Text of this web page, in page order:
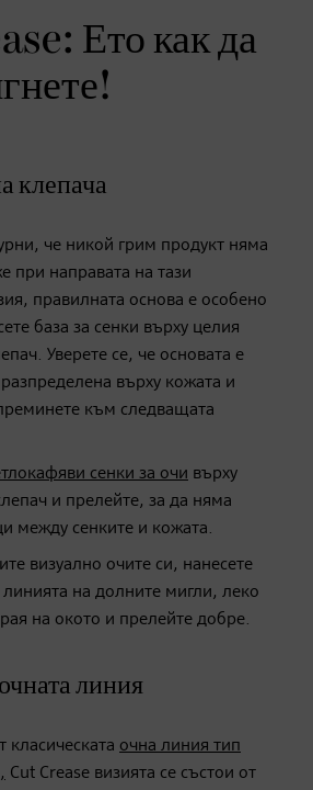
Ето как да
клепача
че никой грим продукт няма
при направата на тази
правилната основа е особено
база за сенки върху целия
Уверете се, че основата е
върху кожата и
към следващата
сенки за очи върху
и прелейте, за да няма
между сенките и кожата.
визуално очите си, нанесете
линията на долните мигли, леко
на окото и прелейте добре.
линия
класическата очна линия тип
Cut Crease визията се състои от